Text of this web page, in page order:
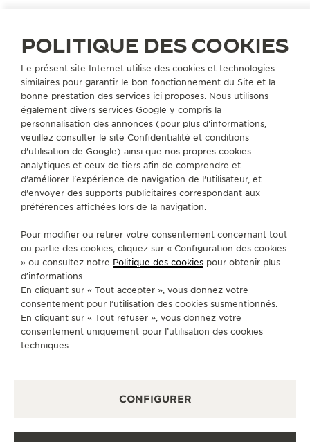
MADE OF MAKERS : TØKIO M¥ERS
POLITIQUE DES COOKIES
Le présent site Internet utilise des cookies et technologies
similaires pour garantir le bon fonctionnement du Site et la
bonne prestation des services ici proposes. Nous utilisons
également divers services Google y compris la
personnalisation des annonces (pour plus d'informations,
veuillez consulter le site Confidentialité et conditions
d'utilisation de Google) ainsi que nos propres cookies
analytiques et ceux de tiers afin de comprendre et
d'améliorer l'expérience de navigation de l'utilisateur, et
d'envoyer des supports publicitaires correspondant aux
préférences affichées lors de la navigation.
Pour modifier ou retirer votre consentement concernant tout
ou partie des cookies, cliquez sur « Configuration des cookies
» ou consultez notre Politique des cookies pour obtenir plus
d’informations.
En cliquant sur « Tout accepter », vous donnez votre
consentement pour l’utilisation des cookies susmentionnés.
En cliquant sur « Tout refuser », vous donnez votre
consentement uniquement pour l’utilisation des cookies
techniques.
CONFIGURER